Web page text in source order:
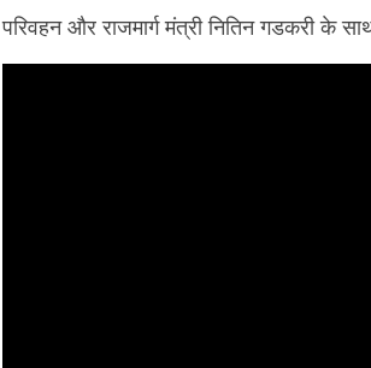
27,
27,
परिवहन और राजमार्ग मंत्री नितिन गडकरी के